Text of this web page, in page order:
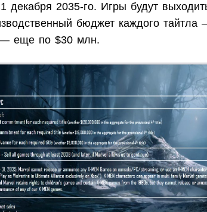
декабря 2035-го. Игры будут
бюджет каждого
— еще по $30 млн.